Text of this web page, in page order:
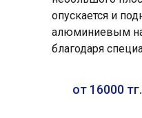
от 16000 тг.
опускается и
алюминиевым
благодаря